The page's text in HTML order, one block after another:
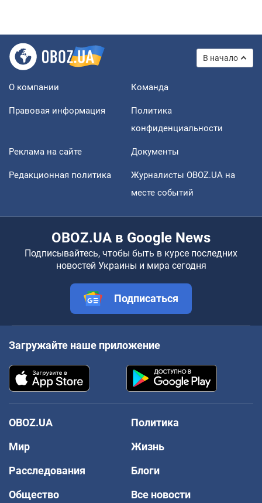
В начало
О компании Команда
Правовая информация
Политика
конфиденциальности
Реклама на сайте Документы
Редакционная политика
Журналисты OBOZ.UA на
месте событий
OBOZ.UA в Google News
Подписывайтесь, чтобы быть в курсе последних
новостей Украины и мира сегодня
Подписаться
Загружайте наше приложение
OBOZ.UA
Политика
Мир
Жизнь
Расследования
Блоги
Общество
Все новости